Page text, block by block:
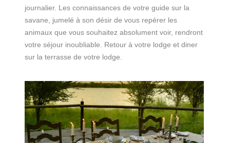
journalier. Les connaissances de votre guide sur la
savane, jumelé à son désir de vous repérer les
animaux que vous souhaitez absolument voir, rendront
votre séjour inoubliable. Retour à votre lodge et diner
sur la terrasse de votre lodge.